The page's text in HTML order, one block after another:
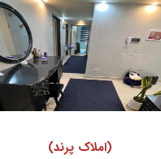
(املاک پرند)